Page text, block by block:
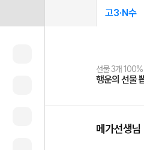
고3·N수
선물 3개 100%
행운의 선물
선물 100% 증
메가스터디 X
여름방학 스터디
메가런 썸머
2027 러셀 단과
강사 공개선발
스마트러닝앱
설문 EVENT
메가패스
3일 무료 체
메가패스 수강생
메가클럽 멤
사회공헌 캠페인
희망이룸 메가
메가선생님